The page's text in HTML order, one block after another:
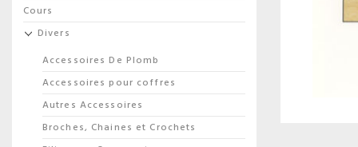
Cours
Divers
Accessoires De Plomb
Accessoires pour coffres
Autres Accessoires
Broches, Chaines et Crochets